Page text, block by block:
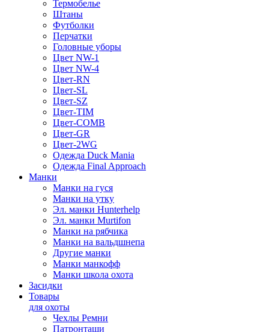
Термобелье
Штаны
Футболки
Перчатки
Головные уборы
Цвет NW-1
Цвет NW-4
Цвет-RN
Цвет-SL
Цвет-SZ
Цвет-TIM
Цвет-COMB
Цвет-GR
Цвет-2WG
Одежда Duck Mania
Одежда Final Approach
Манки
Манки на гуся
Манки на утку
Эл. манки Hunterhelp
Эл. манки Murtifon
Манки на рябчика
Манки на вальдшнепа
Другие манки
Манки манкофф
Манки школа охота
Засидки
Товары
для охоты
Чехлы Ремни
Патронташи